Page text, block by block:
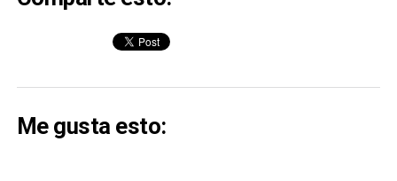
Me gusta esto: